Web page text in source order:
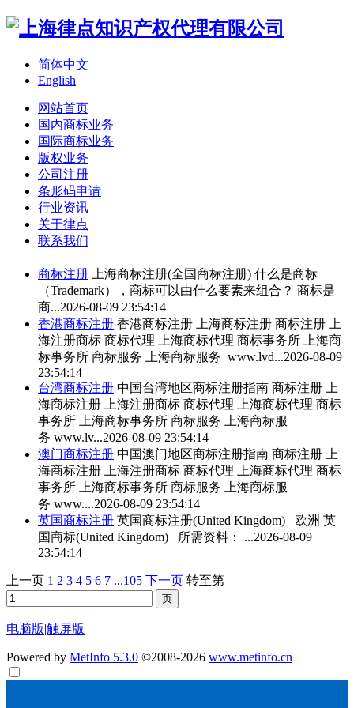
简体中文
English
网站首页
国内商标业务
国际商标业务
版权业务
公司注册
条形码申请
行业资讯
关于律点
联系我们
商标注册 上海商标注册(全国商标注册) 什么是商标
（Trademark），商标可以由什么要素来组合？ 商标是
商...2026-08-09 23:54:14
香港商标注册 香港商标注册 上海商标注册 商标注册 上
海注册商标 商标代理 上海商标代理 商标事务所 上海商
标事务所 商标服务 上海商标服务 www.lvd...2026-08-09
23:54:14
台湾商标注册 中国台湾地区商标注册指南 商标注册 上
海商标注册 上海注册商标 商标代理 上海商标代理 商标
事务所 上海商标事务所 商标服务 上海商标服
务 www.lv...2026-08-09 23:54:14
澳门商标注册 中国澳门地区商标注册指南 商标注册 上
海商标注册 上海注册商标 商标代理 上海商标代理 商标
事务所 上海商标事务所 商标服务 上海商标服
务 www....2026-08-09 23:54:14
英国商标注册 英国商标注册(United Kingdom) 欧洲 英
国商标(United Kingdom) 所需资料： ...2026-08-09
23:54:14
上一页 1 2 3 4 5 6 7 ...105 下一页 转至第
电脑版|触屏版
Powered by MetInfo 5.3.0 ©2008-2026 www.metinfo.cn